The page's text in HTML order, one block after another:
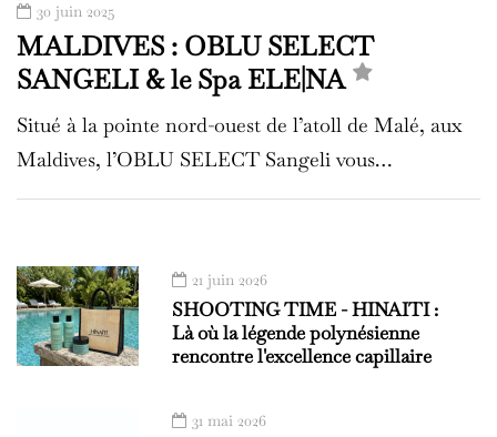
30 juin 2025
MALDIVES : OBLU SELECT
SANGELI & le Spa ELE|NA
Situé à la pointe nord-ouest de l’atoll de Malé, aux
Maldives, l’OBLU SELECT Sangeli vous…
21 juin 2026
SHOOTING TIME - HINAITI :
Là où la légende polynésienne
rencontre l'excellence capillaire
31 mai 2026